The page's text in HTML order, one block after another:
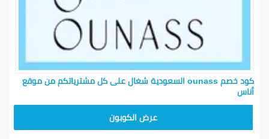
غوتشي: تعتبر من العلامات التجارية الأنيقة والشهيرة في
عالم الأزياء. تقدر تلاقي مجموعة متنوعة من الملابس
والأحذية والإكسسوارات بأسعار معقولة. اطلب منتجات
كود خصم ounass السعودية شغال على كل مشترياتكم من موقع
أناس
عرض الكوبون